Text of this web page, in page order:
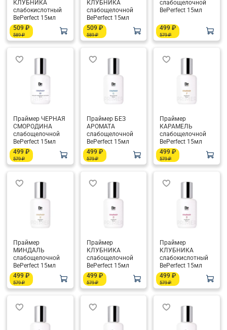
КЛУБНИКА
слабокислотный
BePerfect 15мл
509 ₽
589 ₽
КЛУБНИКА
слабощелочной
BePerfect 15мл
509 ₽
589 ₽
слабощелочной
BePerfect 15мл
499 ₽
579 ₽
Праймер ЧЕРНАЯ
СМОРОДИНА
слабощелочной
BePerfect 15мл
499 ₽
579 ₽
Праймер БЕЗ
АРОМАТА
слабощелочной
BePerfect 15мл
499 ₽
579 ₽
Праймер
КАРАМЕЛЬ
слабощелочной
BePerfect 15мл
499 ₽
579 ₽
Праймер
МИНДАЛЬ
слабощелочной
BePerfect 15мл
499 ₽
579 ₽
Праймер
КЛУБНИКА
слабощелочной
BePerfect 15мл
499 ₽
579 ₽
Праймер
КЛУБНИКА
слабокислотный
BePerfect 15мл
499 ₽
579 ₽